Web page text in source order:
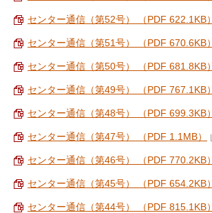
センター通信（第52号） （PDF 622.1KB）
センター通信（第51号） （PDF 670.6KB）
センター通信（第50号） （PDF 681.8KB）
センター通信（第49号） （PDF 767.1KB）
センター通信（第48号） （PDF 699.3KB）
センター通信（第47号） （PDF 1.1MB）
センター通信（第46号） （PDF 770.2KB）
センター通信（第45号） （PDF 654.2KB）
センター通信（第44号） （PDF 815.1KB）